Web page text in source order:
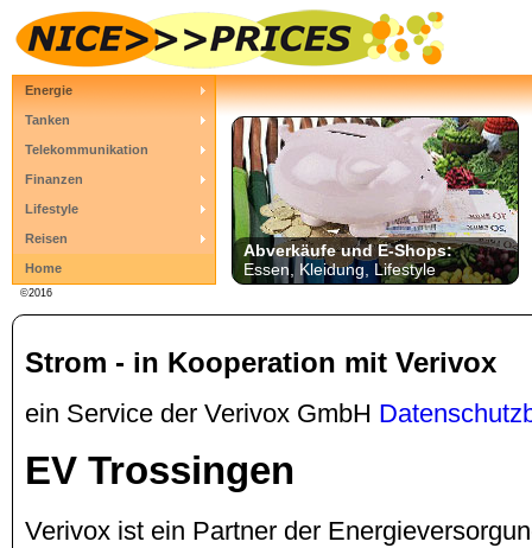
Energie
Tanken
Telekommunikation
Finanzen
Lifestyle
Reisen
Home
©2016
Abverkäufe und E-Shops:
Essen, Kleidung, Lifestyle
Strom - in Kooperation mit Verivox
ein Service der Verivox GmbH
EV Trossingen
Verivox ist ein Partner der